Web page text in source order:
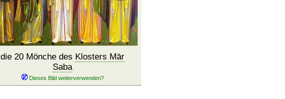
die 20 Mönche des Klosters Mār
Saba